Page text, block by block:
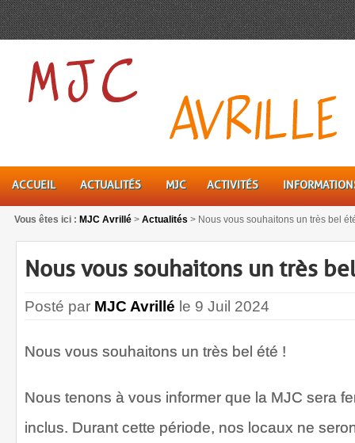
ACCUEIL ACTUALITÉS MJC ACTIVITÉS
Vous êtes ici : MJC Avrillé > Actualités > Nous vous souhaitons un très bel
Nous vous souhaitons un très
Posté par MJC Avrillé le 9 Juil 2024
Nous vous souhaitons un très bel été !
Nous tenons à vous informer que la MJC sera
inclus. Durant cette période, nos locaux ne